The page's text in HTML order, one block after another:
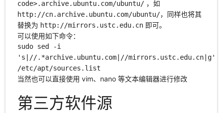
code>.archive.ubuntu.com/ubuntu/，如
http://cn.archive.ubuntu.com/ubuntu/，同样也将其
替换为 http://mirrors.ustc.edu.cn即可。
可以使用如下命令：
sudo sed -i
's|//.*archive.ubuntu.com|//mirrors.ustc.edu.cn|g'
/etc/apt/sources.list
当然也可以直接使用 vim、nano 等文本编辑器进行修改
第三方软件源